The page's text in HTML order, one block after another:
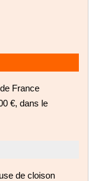
France
€, dans le
de cloison